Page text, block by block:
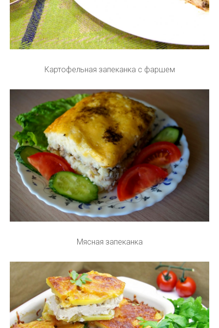
Картофельная запеканка с фаршем
Мясная запеканка